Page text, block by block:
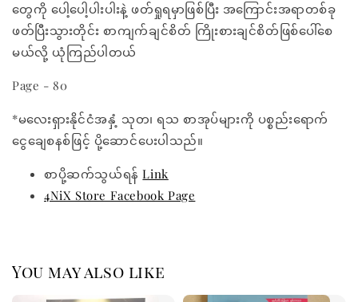
တွေကို ပေါ့ပေါ့ပါးပါးနဲ့ ဖတ်ရှုရမှာဖြစ်ပြီး အကြောင်းအရာတစ်ခု
ဖတ်ပြီးသွားတိုင်း စာကျက်ချင်စိတ် ကြိုးစားချင်စိတ်ဖြစ်ပေါ်စေ
မယ်လို့ ယုံကြည်ပါတယ်
Page - 80
*မလေးရှားနိုင်ငံအနှံ့ သုတ၊ ရသ စာအုပ်များကို ပစ္စည်းရောက်
ငွေချေစနစ်ဖြင့် ပို့ဆောင်ပေးပါသည်။
စာပို့ဆက်သွယ်ရန်Link
4NiX Store Facebook Page
You may also like